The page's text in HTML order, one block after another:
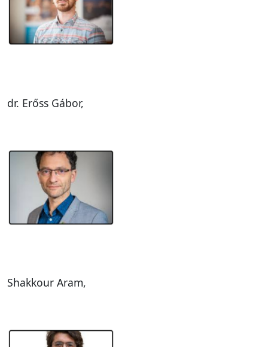
dr. Erőss Gábor,
Shakkour Aram,